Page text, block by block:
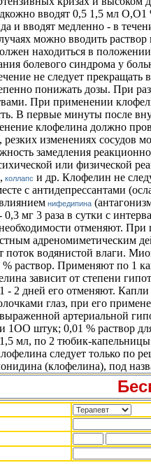
вводят 0,5 1,5 мл О,О1
и вводят медленно - в
можно вводить
находиться в
болевого синдрома у
не следует
понижать дозы. При
При применении
В первые минуты после
клофелина должно
резких изменениях
замедления
или физической
коллапс и др. Клофелин не
с антидепрессантами
нифедипина
0,3 мг 3 раза в сутки с
отменяют.
адреномиметическим
водянистой влаги.
раствор. Применяют по 1
зависит от степени
- 2 дней его отменяют.
глаз, при его
артериальной
1ОО штук; 0,01 % раствор
мл, по 2 тюбик-
следует только по
(клофелина), под